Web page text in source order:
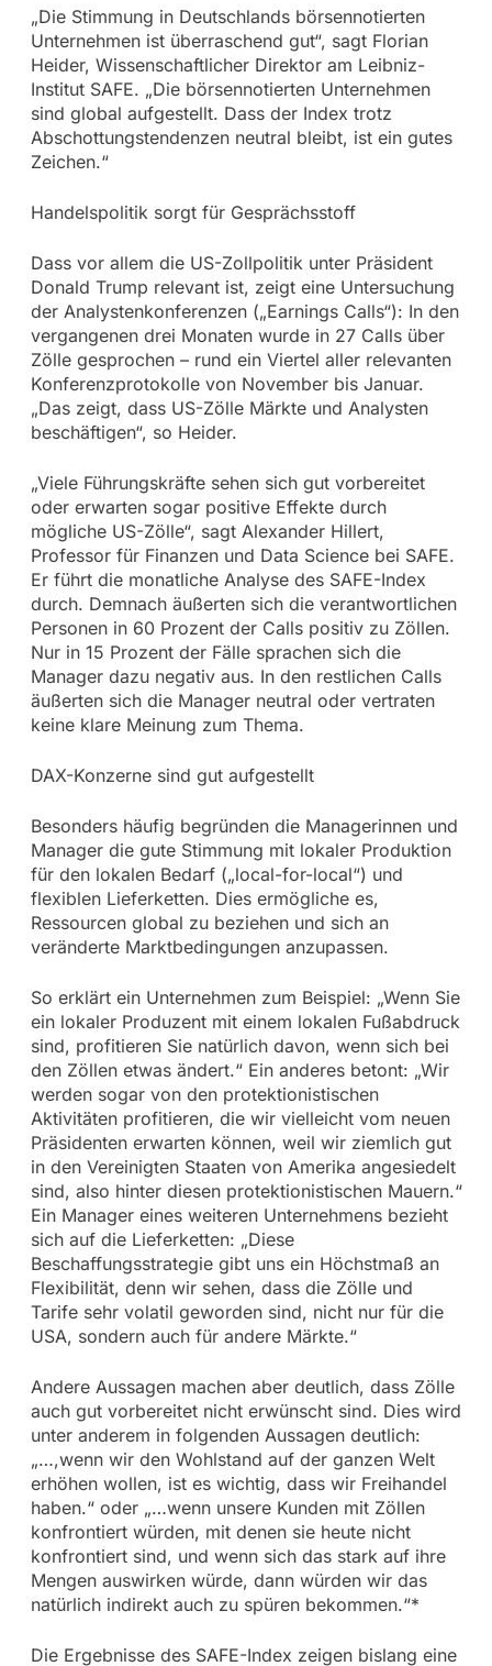
„Die Stimmung in Deutschlands börsennotierten
Unternehmen ist überraschend gut“, sagt Florian
Heider, Wissenschaftlicher Direktor am Leibniz-
Institut SAFE. „Die börsennotierten Unternehmen
sind global aufgestellt. Dass der Index trotz
Abschottungstendenzen neutral bleibt, ist ein gutes
Zeichen.“
Handelspolitik sorgt für Gesprächsstoff
Dass vor allem die US-Zollpolitik unter Präsident
Donald Trump relevant ist, zeigt eine Untersuchung
der Analystenkonferenzen („Earnings Calls“): In den
vergangenen drei Monaten wurde in 27 Calls über
Zölle gesprochen – rund ein Viertel aller relevanten
Konferenzprotokolle von November bis Januar.
„Das zeigt, dass US-Zölle Märkte und Analysten
beschäftigen“, so Heider.
„Viele Führungskräfte sehen sich gut vorbereitet
oder erwarten sogar positive Effekte durch
mögliche US-Zölle“, sagt Alexander Hillert,
Professor für Finanzen und Data Science bei SAFE.
Er führt die monatliche Analyse des SAFE-Index
durch. Demnach äußerten sich die verantwortlichen
Personen in 60 Prozent der Calls positiv zu Zöllen.
Nur in 15 Prozent der Fälle sprachen sich die
Manager dazu negativ aus. In den restlichen Calls
äußerten sich die Manager neutral oder vertraten
keine klare Meinung zum Thema.
DAX-Konzerne sind gut aufgestellt
Besonders häufig begründen die Managerinnen und
Manager die gute Stimmung mit lokaler Produktion
für den lokalen Bedarf („local-for-local“) und
flexiblen Lieferketten. Dies ermögliche es,
Ressourcen global zu beziehen und sich an
veränderte Marktbedingungen anzupassen.
So erklärt ein Unternehmen zum Beispiel: „Wenn Sie
ein lokaler Produzent mit einem lokalen Fußabdruck
sind, profitieren Sie natürlich davon, wenn sich bei
den Zöllen etwas ändert.“ Ein anderes betont: „Wir
werden sogar von den protektionistischen
Aktivitäten profitieren, die wir vielleicht vom neuen
Präsidenten erwarten können, weil wir ziemlich gut
in den Vereinigten Staaten von Amerika angesiedelt
sind, also hinter diesen protektionistischen Mauern.“
Ein Manager eines weiteren Unternehmens bezieht
sich auf die Lieferketten: „Diese
Beschaffungsstrategie gibt uns ein Höchstmaß an
Flexibilität, denn wir sehen, dass die Zölle und
Tarife sehr volatil geworden sind, nicht nur für die
USA, sondern auch für andere Märkte.“
Andere Aussagen machen aber deutlich, dass Zölle
auch gut vorbereitet nicht erwünscht sind. Dies wird
unter anderem in folgenden Aussagen deutlich:
„…,wenn wir den Wohlstand auf der ganzen Welt
erhöhen wollen, ist es wichtig, dass wir Freihandel
haben.“ oder „…wenn unsere Kunden mit Zöllen
konfrontiert würden, mit denen sie heute nicht
konfrontiert sind, und wenn sich das stark auf ihre
Mengen auswirken würde, dann würden wir das
natürlich indirekt auch zu spüren bekommen.“*
Die Ergebnisse des SAFE-Index zeigen bislang eine